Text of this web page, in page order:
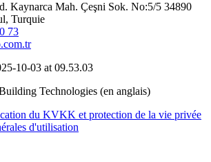
Kaynarca Mah. Çeşni Sok. No:5/5 34890
Turquie
73
Technologies (en anglais)
du KVKK et protection de la vie privée
d'utilisation